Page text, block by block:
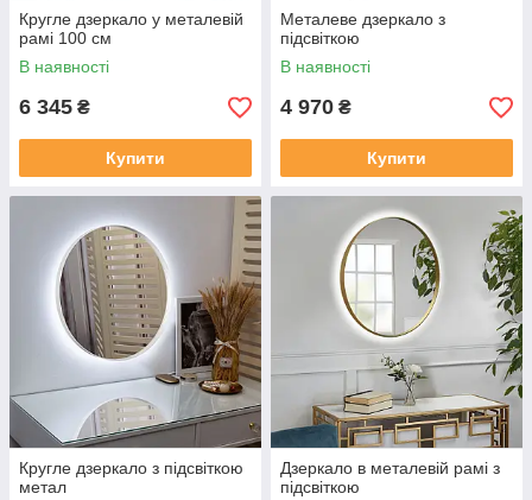
Кругле дзеркало у металевій
рамі 100 см
В наявності
6 345 ₴
Купити
Металеве дзеркало з
підсвіткою
В наявності
4 970 ₴
Купити
Кругле дзеркало з підсвіткою
метал
Дзеркало в металевій рамі з
підсвіткою